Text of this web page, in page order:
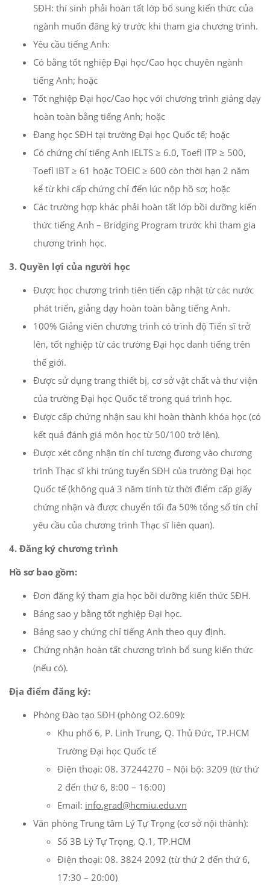
SĐH: thí sinh phải hoàn tất lớp bổ sung kiến thức của
ngành muốn đăng ký trước khi tham gia chương trình.
Yêu cầu tiếng Anh:
Có bằng tốt nghiệp Đại học/Cao học chuyên ngành
tiếng Anh; hoặc
Tốt nghiệp Đại học/Cao học với chương trình giảng dạy
hoàn toàn bằng tiếng Anh; hoặc
Đang học SĐH tại trường Đại học Quốc tế; hoặc
Có chứng chỉ tiếng Anh IELTS ≥ 6.0, Toefl ITP ≥ 500,
Toefl iBT ≥ 61 hoặc TOEIC ≥ 600 còn thời hạn 2 năm
kể từ khi cấp chứng chỉ đến lúc nộp hồ sơ; hoặc
Các trường hợp khác phải hoàn tất lớp bồi dưỡng kiến
thức tiếng Anh – Bridging Program trước khi tham gia
chương trình học.
3. Quyền lợi của người học
Được học chương trình tiên tiến cập nhật từ các nước
phát triển, giảng dạy hoàn toàn bằng tiếng Anh.
100% Giảng viên chương trình có trình độ Tiến sĩ trở
lên, tốt nghiệp từ các trường Đại học danh tiếng trên
thế giới.
Được sử dụng trang thiết bị, cơ sở vật chất và thư viện
của trường Đại học Quốc tế trong quá trình học.
Được cấp chứng nhận sau khi hoàn thành khóa học (có
kết quả đánh giá môn học từ 50/100 trở lên).
Được xét công nhận tín chỉ tương đương vào chương
trình Thạc sĩ khi trúng tuyển SĐH của trường Đại học
Quốc tế (không quá 3 năm tính từ thời điểm cấp giấy
chứng nhận và được chuyển tối đa 50% tổng số tín chỉ
yêu cầu của chương trình Thạc sĩ liên quan).
4. Đăng ký chương trình
Hồ sơ bao gồm:
Đơn đăng ký tham gia học bồi dưỡng kiến thức SĐH.
Bảng sao y bằng tốt nghiệp Đại học.
Bảng sao y chứng chỉ tiếng Anh theo quy định.
Chứng nhận hoàn tất chương trình bổ sung kiến thức
(nếu có).
Địa điểm đăng ký:
Phòng Đào tạo SĐH (phòng O2.609):
Khu phố 6, P. Linh Trung, Q. Thủ Đức, TP.HCM
Trường Đại học Quốc tế
Điện thoại: 08. 37244270 – Nội bộ: 3209 (từ thứ
2 đến thứ 6, 8:00 – 16:00)
Email: info.grad@hcmiu.edu.vn
Văn phòng Trung tâm Lý Tự Trọng (cơ sở nội thành):
Số 3B Lý Tự Trọng, Q.1, TP.HCM
Điện thoại: 08. 3824 2092 (từ thứ 2 đến thứ 6,
17:30 – 20:00)